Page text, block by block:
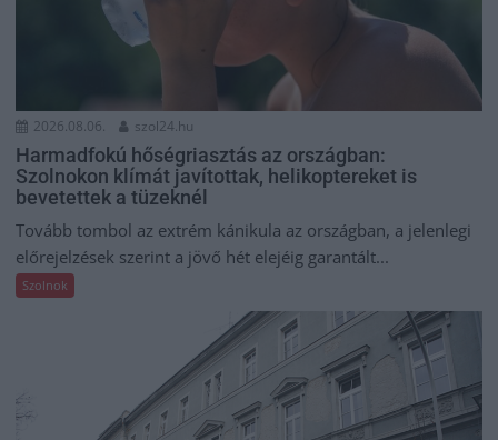
2026.08.06. szol24.hu
Harmadfokú hőségriasztás az országban:
Szolnokon klímát javítottak, helikoptereket is
bevetettek a tüzeknél
Tovább tombol az extrém kánikula az országban, a jelenlegi
előrejelzések szerint a jövő hét elejéig garantált...
Szolnok